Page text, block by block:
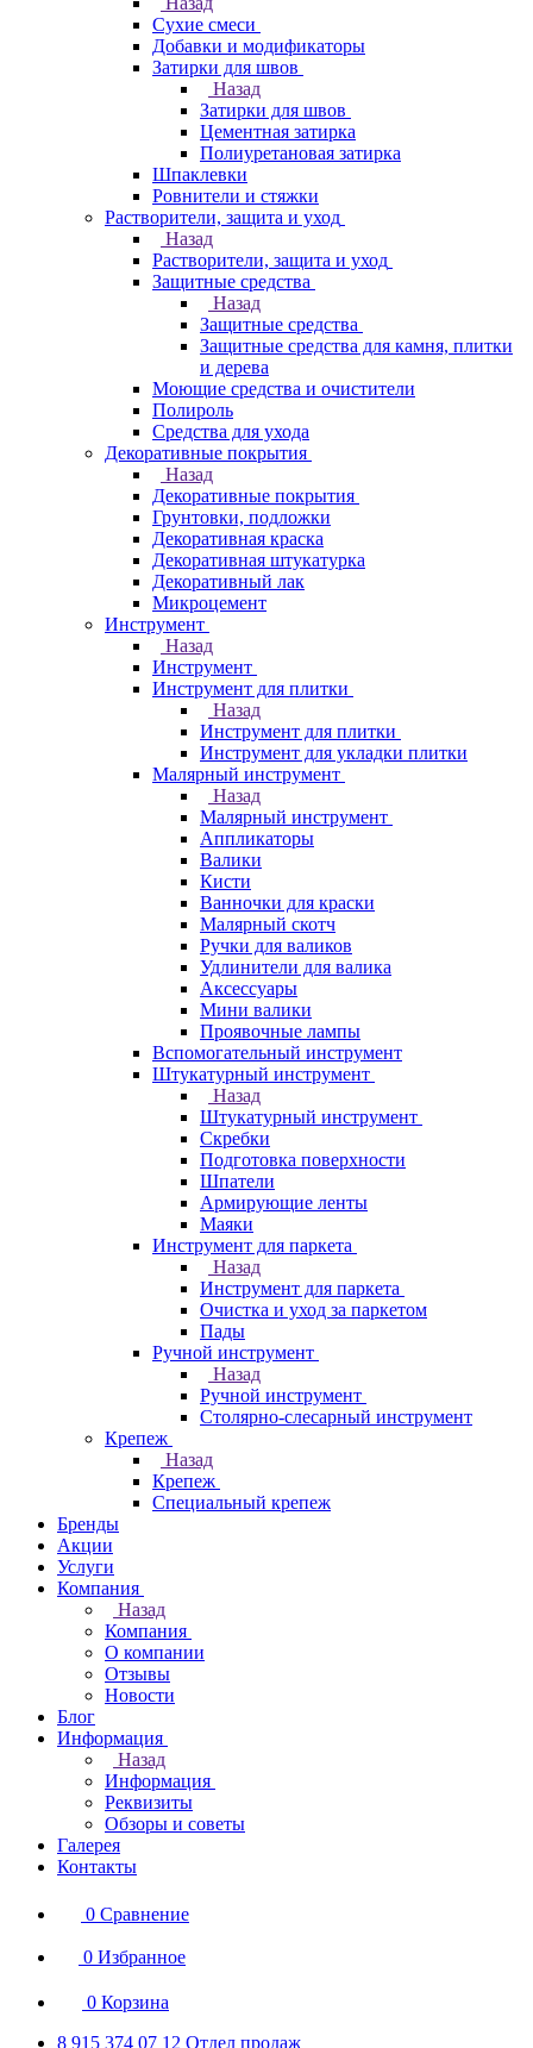
Сухие смеси
Добавки и модификаторы
Затирки для швов
Назад
Затирки для швов
Цементная затирка
Полиуретановая затирка
Шпаклевки
Ровнители и стяжки
Растворители, защита и уход
Назад
Растворители, защита и уход
Защитные средства
Назад
Защитные средства
Защитные средства для камня, плитки
и дерева
Моющие средства и очистители
Полироль
Средства для ухода
Декоративные покрытия
Назад
Декоративные покрытия
Грунтовки, подложки
Декоративная краска
Декоративная штукатурка
Декоративный лак
Микроцемент
Инструмент
Назад
Инструмент
Инструмент для плитки
Назад
Инструмент для плитки
Инструмент для укладки плитки
Малярный инструмент
Назад
Малярный инструмент
Аппликаторы
Валики
Кисти
Ванночки для краски
Малярный скотч
Ручки для валиков
Удлинители для валика
Аксессуары
Мини валики
Проявочные лампы
Вспомогательный инструмент
Штукатурный инструмент
Назад
Штукатурный инструмент
Скребки
Подготовка поверхности
Шпатели
Армирующие ленты
Маяки
Инструмент для паркета
Назад
Инструмент для паркета
Очистка и уход за паркетом
Пады
Ручной инструмент
Назад
Ручной инструмент
Столярно-слесарный инструмент
Крепеж
Назад
Крепеж
Специальный крепеж
Бренды
Акции
Услуги
Компания
Назад
Компания
О компании
Отзывы
Новости
Блог
Информация
Назад
Информация
Реквизиты
Обзоры и советы
Галерея
Контакты
0 Сравнение
0 Избранное
0 Корзина
8 915 374 07 12 Отдел продаж